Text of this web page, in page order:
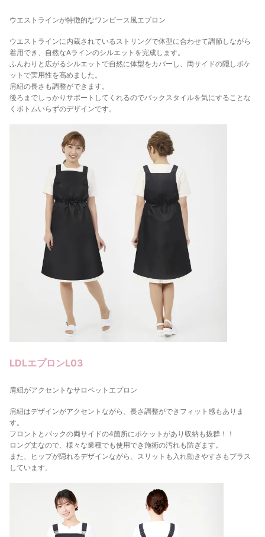
ウエストラインが特徴的なワンピース風エプロン
ウエストラインに内蔵されているストリングで体型に合わせて調節しながら
着用でき、自然なAラインのシルエットを完成します。
ふんわりと広がるシルエットで自然に体型をカバーし、両サイドの隠しポケ
ットで実用性を高めました。
肩紐の長さも調整ができます。
後ろまでしっかりサポートしてくれるのでバックスタイルを気にすることな
くボトムいらずのデザインです。
LDLエプロンL03
肩紐がアクセントなサロペットエプロン
肩紐はデザインがアクセントながら、長さ調整ができフィット感もありま
す。
フロントとバックの両サイドの4箇所にポケットがあり収納も抜群！！
ロング丈なので、様々な業種でも使用でき施術の汚れも防ぎます。
また、ヒップが隠れるデザインながら、スリットも入れ動きやすさもプラス
しています。